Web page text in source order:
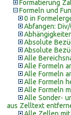
Formatierung
Formeln und
0 in
Abfangen: Div/
Absolute
Absolute
Alle
Alle Formeln
Alle Formeln
Alle Formeln
Alle Formeln
Alle Sonder-
aus Zelltext